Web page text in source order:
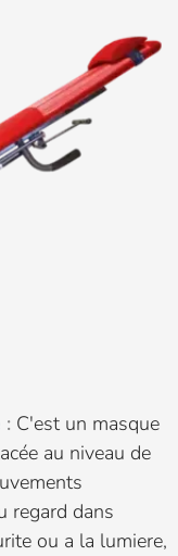
: C'est un masque
au niveau de
regard dans
ou a la lumiere,